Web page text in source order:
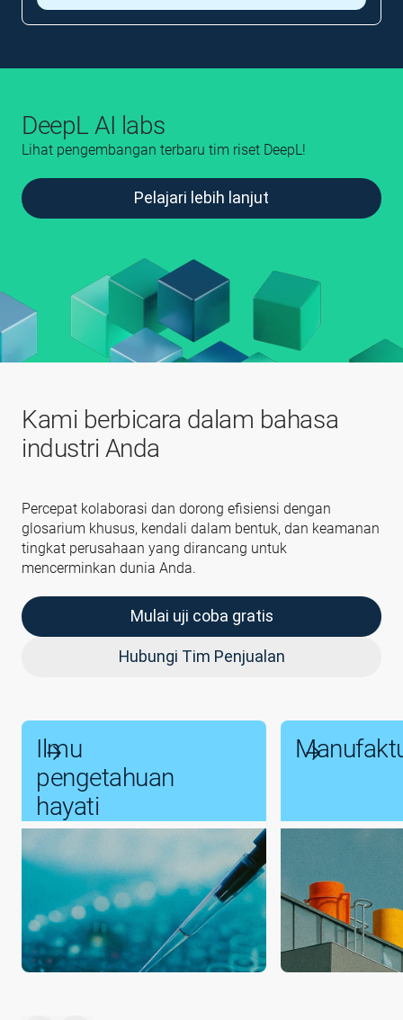
DeepL AI labs
Lihat pengembangan terbaru tim riset DeepL!
Pelajari lebih lanjut
Kami berbicara dalam bahasa
industri Anda
Percepat kolaborasi dan dorong efisiensi dengan
glosarium khusus, kendali dalam bentuk, dan keamanan
tingkat perusahaan yang dirancang untuk
mencerminkan dunia Anda.
Mulai uji coba gratis
Hubungi Tim Penjualan
Ilmu
pengetahuan
hayati